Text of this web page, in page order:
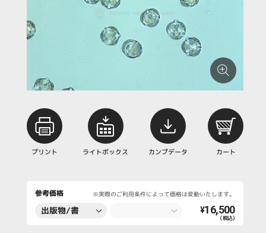
プリント ライトボックス カンプデータ カート
参考価格 ※実際のご利用条件によって価格は変動いたします。
出版物/書
¥16,500
（税込）